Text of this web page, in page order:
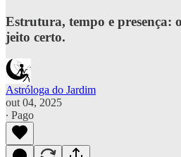
Estrutura, tempo e presença:
jeito certo.
Astróloga do Jardim
out 04, 2025
∙ Pago